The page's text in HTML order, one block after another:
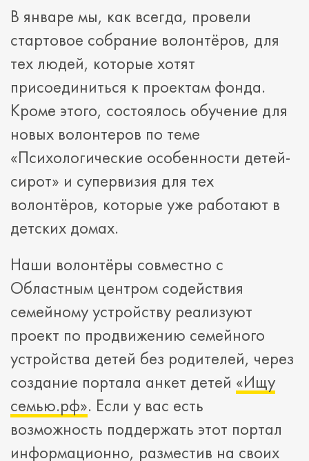
В январе мы, как всегда, провели
стартовое собрание волонтёров, для
тех людей, которые хотят
присоединиться к проектам фонда.
Кроме этого, состоялось обучение для
новых волонтеров по теме
«Психологические особенности детей-
сирот» и супервизия для тех
волонтёров, которые уже работают в
детских домах.
Наши волонтёры совместно с
Областным центром содействия
семейному устройству реализуют
проект по продвижению семейного
устройства детей без родителей, через
создание портала анкет детей «Ищу
семью.рф». Если у вас есть
возможность поддержать этот портал
информационно, разместив на своих